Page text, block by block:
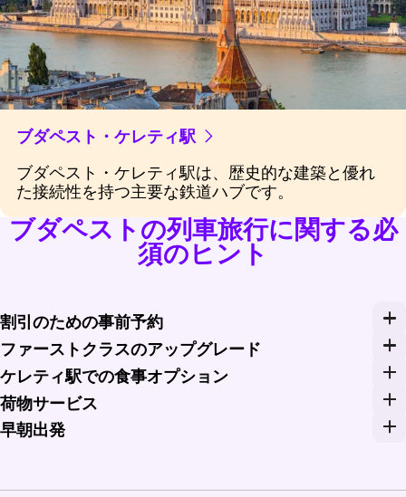
ブダペスト・ケレティ駅
ブダペスト・ケレティ駅は、歴史的な建築と優れ
た接続性を持つ主要な鉄道ハブです。
ブダペストの列車旅行に関する必
須のヒント
割引のための事前予約
Rail Monstersなどのプラットフォームを通じて事前に
ファーストクラスのアップグレード
長距離の旅には、ファーストクラスにアップグレード
ケレティ駅での食事オプション
旅に出発する前に、ケレティ駅の多様な食事オプショ
荷物サービス
ブダペストのケレティ駅には便利な荷物預かりと配送
早朝出発